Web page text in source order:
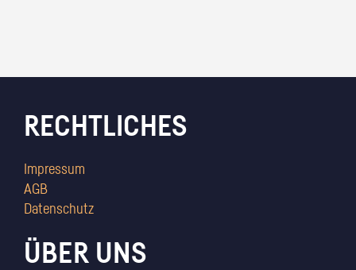
RECHTLICHES
Impressum
AGB
Datenschutz
ÜBER UNS